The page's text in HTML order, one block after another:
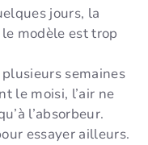
jours, la
modèle est trop
semaines
le moisi, l’air ne
l’absorbeur.
essayer ailleurs.